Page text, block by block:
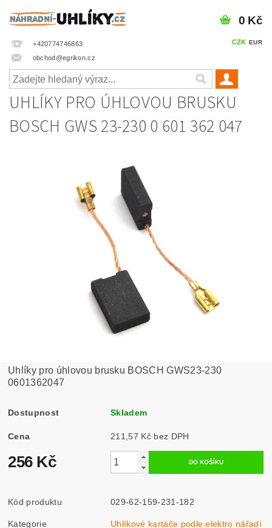
+420774746863
obchod@egrikon.cz
CZK EUR
0 Kč
UHLÍKY PRO ÚHLOVOU BRUSKU
BOSCH GWS 23-230 0 601 362 047
Uhlíky pro úhlovou brusku BOSCH GWS23-230
0601362047
Dostupnost Skladem
Cena 211,57 Kč bez DPH
256 Kč
Kód produktu 029-62-159-231-182
Kategorie Uhlíkové kartáče podle elektro nářadí